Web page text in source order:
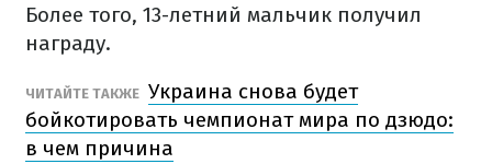
Более того, 13-летний мальчик получил
награду.
ЧИТАЙТЕ ТАКЖЕ Украина снова будет
бойкотировать чемпионат мира по дзюдо:
в чем причина